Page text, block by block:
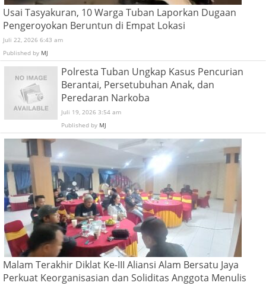
Usai Tasyakuran, 10 Warga Tuban Laporkan Dugaan
Pengeroyokan Beruntun di Empat Lokasi
Juli 22, 2026 6:43 am
Published by MJ
Polresta Tuban Ungkap Kasus Pencurian
Berantai, Persetubuhan Anak, dan
Peredaran Narkoba
Juli 19, 2026 3:54 am
Published by MJ
Malam Terakhir Diklat Ke-III Aliansi Alam Bersatu Jaya
Perkuat Keorganisasian dan Soliditas Anggota Menulis